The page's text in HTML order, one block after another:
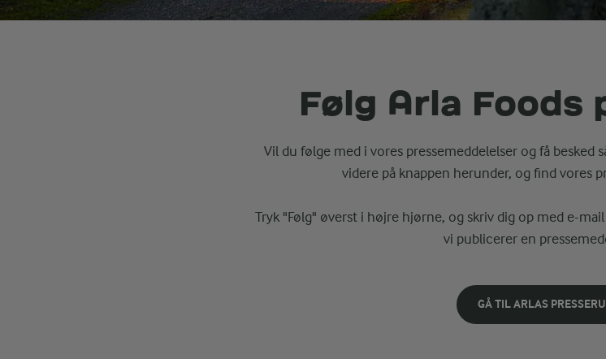
Følg Arla Foods
Vil du følge med i vores pressemeddelelser og få besked
videre på knappen herunder, og find vores
Tryk "Følg" øverst i højre hjørne, og skriv dig op med e-
vi publicerer en
GÅ TIL ARLAS